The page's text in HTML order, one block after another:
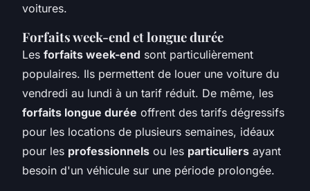
voitures.
Forfaits week-end et longue durée
Les forfaits week-end sont particulièrement
populaires. Ils permettent de louer une voiture du
vendredi au lundi à un tarif réduit. De même, les
forfaits longue durée offrent des tarifs dégressifs
pour les locations de plusieurs semaines, idéaux
pour les professionnels ou les particuliers ayant
besoin d'un véhicule sur une période prolongée.